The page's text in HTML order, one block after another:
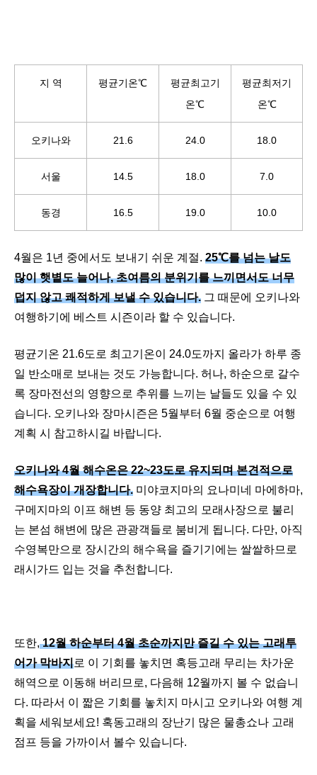
지 역 평균기온℃
평균최고기
온℃
평균최저기
온℃
오키나와 21.6 24.0 18.0
서울 14.5 18.0 7.0
동경 16.5 19.0 10.0
4월은 1년 중에서도 보내기 쉬운 계절. 25℃를 넘는 날도
많이 햇볕도 늘어나, 초여름의 분위기를 느끼면서도 너무
덥지 않고 쾌적하게 보낼 수 있습니다. 그 때문에 오키나와
여행하기에 베스트 시즌이라 할 수 있습니다.
평균기온 21.6도로 최고기온이 24.0도까지 올라가 하루 종
일 반소매로 보내는 것도 가능합니다. 허나, 하순으로 갈수
록 장마전선의 영향으로 추위를 느끼는 날들도 있을 수 있
습니다. 오키나와 장마시즌은 5월부터 6월 중순으로 여행
계획 시 참고하시길 바랍니다.
오키나와 4월 해수온은 22~23도로 유지되며 본견적으로
해수욕장이 개장합니다. 미야코지마의 요나미네 마에하마,
구메지마의 이프 해변 등 동양 최고의 모래사장으로 불리
는 본섬 해변에 많은 관광객들로 붐비게 됩니다. 다만, 아직
수영복만으로 장시간의 해수욕을 즐기기에는 쌀쌀하므로
래시가드 입는 것을 추천합니다.
또한,12월 하순부터 4월 초순까지만 즐길 수 있는 고래투
어가 막바지로 이 기회를 놓치면 혹등고래 무리는 차가운
해역으로 이동해 버리므로, 다음해 12월까지 볼 수 없습니
다. 따라서 이 짧은 기회를 놓치지 마시고 오키나와 여행 계
획을 세워보세요! 혹동고래의 장난기 많은 물총쇼나 고래
점프 등을 가까이서 볼수 있습니다.